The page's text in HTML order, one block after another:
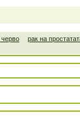
черво рак на